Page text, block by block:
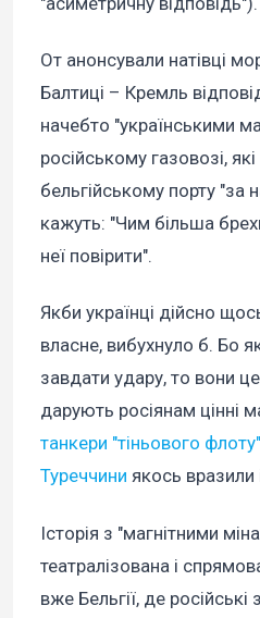
От анонсували натівці
Балтиці – Кремль
начебто "українськими
російському газовозі,
бельгійському порту "за
кажуть: "Чим більша
неї повірити".
Якби українці дійсно
власне, вибухнуло б. Бо
завдати удару, то вони
дарують росіянам цінні
танкери "тіньового
Туреччини якось вразили
Історія з "магнітними
театралізована і
вже Бельгії, де